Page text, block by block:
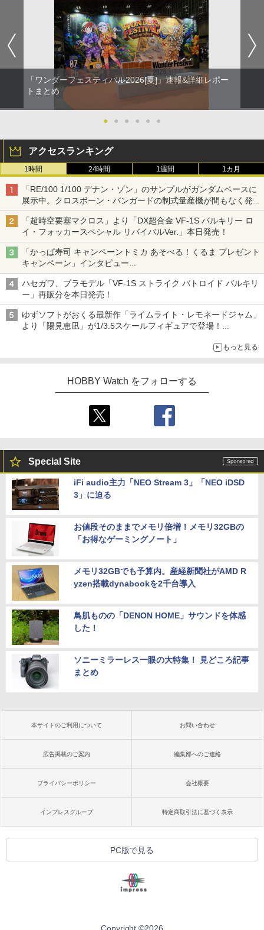
「ワンダーフェスティバル2026[夏]」速報&詳細レポー
トまとめ
● ● ● ● ● ●
アクセスランキング
1時間 24時間 1週間 1カ月
「RE/100 1/100 デナン・ゾン」のサンプルがガンダムベースに
展示中。クロスボーン・バンガードの制式量産機が間もなく発送
【ガンダムベース撮り下ろし】
「超時空要塞マクロス」より「DX超合金 VF-1S バルキリー ロ
イ・フォッカースペシャル リバイバルVer.」本日発売！
「かっぱ寿司 キャンペーントミカ あそべる！くるま プレゼント
キャンペーン」インタビュー
子どもが楽しめるかっぱ寿司ならではの体験とコラボの楽しさを
追求
ハセガワ、プラモデル「VF-1S ストライク バトロイド バルキリ
ー」再販分を本日発売！
ゆずソフトがおくる最新作「ライムライト・レモネードジャム」
より「陽見恵凪」が1/3.5スケールフィギュアで登場！
もっと見る
HOBBY Watch をフォローする
Special Site
iFi audio主力「NEO Stream 3」「NEO iDSD
3」に迫る
お値段そのままでメモリ倍増！メモリ32GBの
「お得なゲーミングノート」
メモリ32GBでも予算内。産経新聞社がAMD R
yzen搭載dynabookを2千台導入
鳥肌ものの「DENON HOME」サウンドを体感
した！
ソニーミラーレス一眼の大特集！ 見どころ記事
まとめ
本サイトのご利用について お問い合わせ
広告掲載のご案内 編集部へのご連絡
プライバシーポリシー 会社概要
インプレスグループ 特定商取引法に基づく表示
PC版で見る